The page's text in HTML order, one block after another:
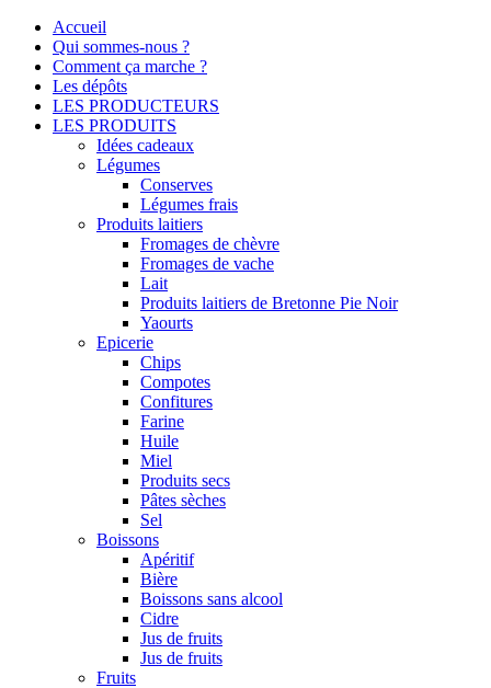
Accueil
Qui sommes-nous ?
Comment ça marche ?
Les dépôts
LES PRODUCTEURS
LES PRODUITS
Idées cadeaux
Légumes
Conserves
Légumes frais
Produits laitiers
Fromages de chèvre
Fromages de vache
Lait
Produits laitiers de Bretonne Pie Noir
Yaourts
Epicerie
Chips
Compotes
Confitures
Farine
Huile
Miel
Produits secs
Pâtes sèches
Sel
Boissons
Apéritif
Bière
Boissons sans alcool
Cidre
Jus de fruits
Jus de fruits
Fruits